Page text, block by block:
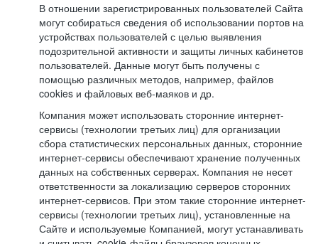
В отношении зарегистрированных пользователей Сайта
могут собираться сведения об использовании портов на
устройствах пользователей с целью выявления
подозрительной активности и защиты личных кабинетов
пользователей. Данные могут быть получены с
помощью различных методов, например, файлов
cookies и файловых веб-маяков и др.
Компания может использовать сторонние интернет-
сервисы (технологии третьих лиц) для организации
сбора статистических персональных данных, сторонние
интернет-сервисы обеспечивают хранение полученных
данных на собственных серверах. Компания не несет
ответственности за локализацию серверов сторонних
интернет-сервисов. При этом такие сторонние интернет-
сервисы (технологии третьих лиц), установленные на
Сайте и используемые Компанией, могут устанавливать